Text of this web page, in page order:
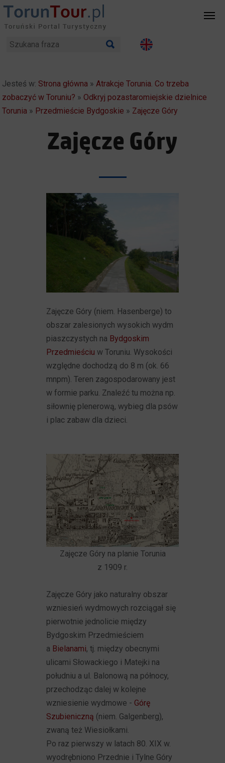
Jesteś w: Strona główna »Atrakcje Torunia. Co trzeba
zobaczyć w Toruniu? » Odkryj pozastaromiejskie dzielnice
Torunia » Przedmieście Bydgoskie » Zajęcze Góry
Zajęcze Góry
Zajęcze Góry (niem. Hasenberge) to
obszar zalesionych wysokich wydm
piaszczystych na Bydgoskim
Przedmieściu w Toruniu. Wysokości
względne dochodzą do 8 m (ok. 66
mnpm). Teren zagospodarowany jest
w formie parku. Znaleźć tu można np.
siłownię plenerową, wybieg dla psów
i plac zabaw dla dzieci.
Zajęcze Góry na planie Torunia
z 1909 r.
Zajęcze Góry jako naturalny obszar
wzniesień wydmowych rozciągał się
pierwotnie jednolicie między
Bydgoskim Przedmieściem
a Bielanami, tj. między obecnymi
ulicami Słowackiego i Matejki na
południu a ul. Balonową na północy,
przechodząc dalej w kolejne
wzniesienie wydmowe - Górę
Szubieniczną (niem. Galgenberg),
zwaną też Wiesiołkami.
Po raz pierwszy w latach 80. XIX w.
wyodrębniono Przednie i Tylne Góry